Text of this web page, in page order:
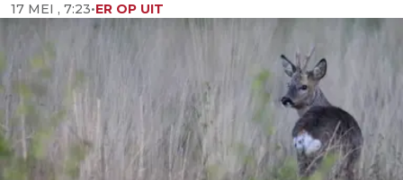
17 MEI , 7:23•ER OP UIT